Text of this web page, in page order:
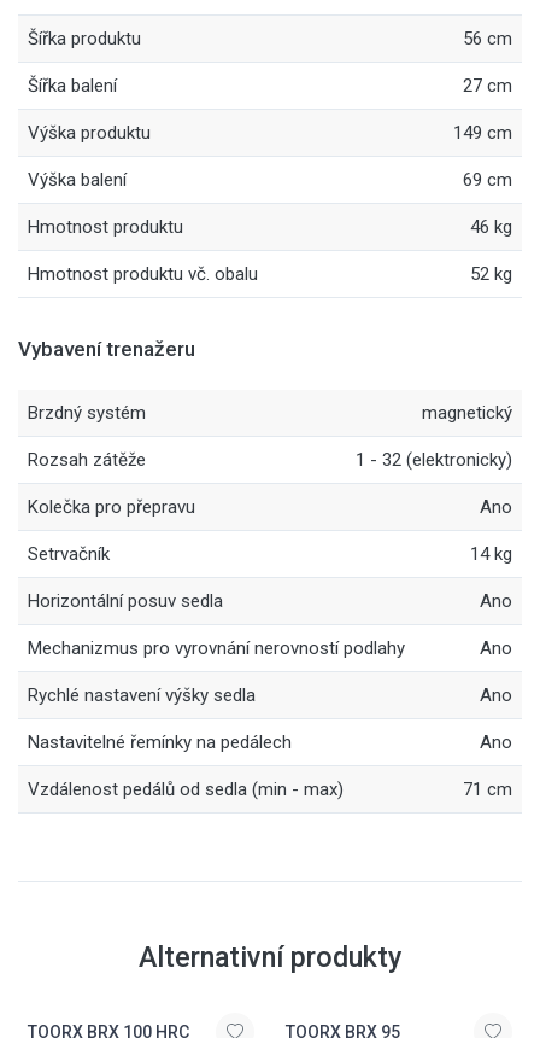
Šířka produktu 56 cm
Šířka balení 27 cm
Výška produktu 149 cm
Výška balení 69 cm
Hmotnost produktu 46 kg
Hmotnost produktu vč. obalu 52 kg
Vybavení trenažeru
Brzdný systém magnetický
Rozsah zátěže 1 - 32 (elektronicky)
Kolečka pro přepravu Ano
Setrvačník 14 kg
Horizontální posuv sedla Ano
Mechanizmus pro vyrovnání nerovností podlahy Ano
Rychlé nastavení výšky sedla Ano
Nastavitelné řemínky na pedálech Ano
Vzdálenost pedálů od sedla (min - max) 71 cm
Alternativní produkty
TOORX BRX 100 HRC TOORX BRX 95